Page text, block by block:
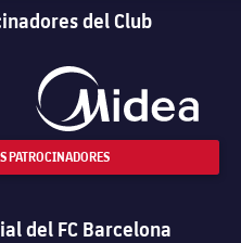
del Club
PATROCINADORES
del FC Barcelona